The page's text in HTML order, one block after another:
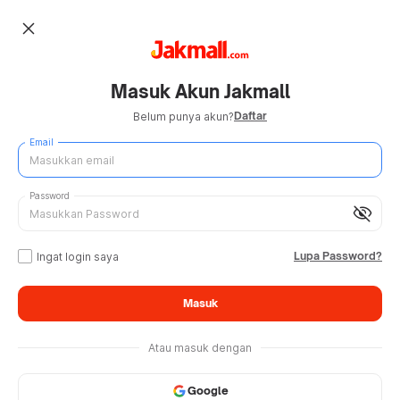
close
Masuk Akun Jakmall
Belum punya akun?Daftar
Email
visibility_off
Password
Ingat login saya Lupa Password?
Masuk
Atau masuk dengan
Google